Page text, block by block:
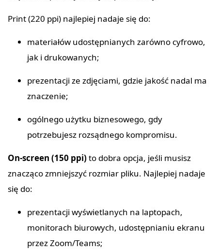
Print (220 ppi) najlepiej nadaje się do:
materiałów udostępnianych zarówno cyfrowo,
jak i drukowanych;
prezentacji ze zdjęciami, gdzie jakość nadal ma
znaczenie;
ogólnego użytku biznesowego, gdy
potrzebujesz rozsądnego kompromisu.
On-screen (150 ppi) to dobra opcja, jeśli musisz
znacząco zmniejszyć rozmiar pliku. Najlepiej nadaje
się do:
prezentacji wyświetlanych na laptopach,
monitorach biurowych, udostępnianiu ekranu
przez Zoom/Teams;